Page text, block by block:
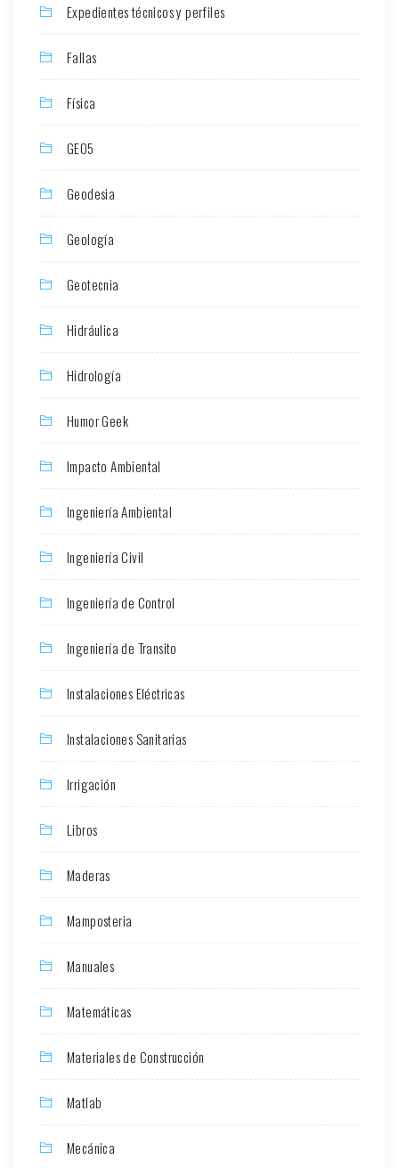
Expedientes técnicos y perfiles
Fallas
Física
GEO5
Geodesia
Geología
Geotecnia
Hidráulica
Hidrología
Humor Geek
Impacto Ambiental
Ingeniería Ambiental
Ingeniería Civil
Ingeniería de Control
Ingeniería de Transito
Instalaciones Eléctricas
Instalaciones Sanitarias
Irrigación
Libros
Maderas
Mamposteria
Manuales
Matemáticas
Materiales de Construcción
Matlab
Mecánica